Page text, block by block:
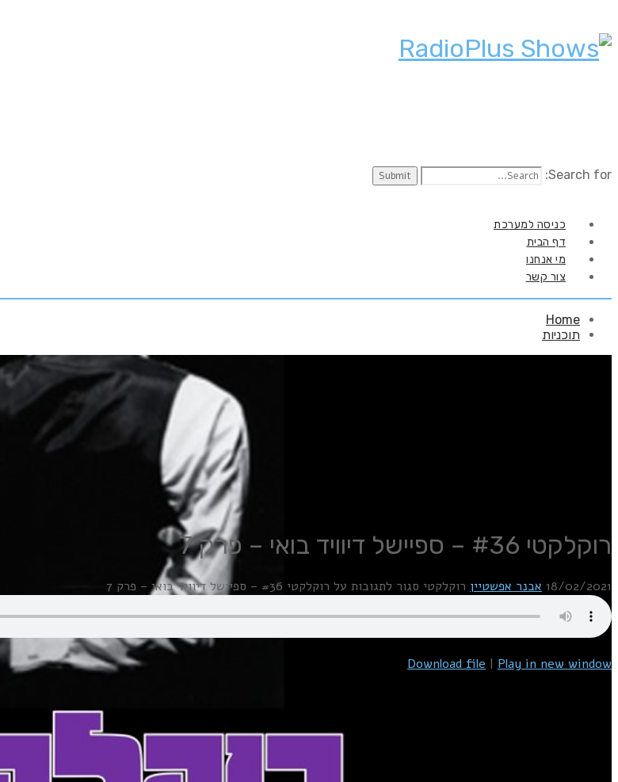
Search for:
כניסה למערכת
דף הבית
מי אנחנו
צור קשר
Home
תוכניות
רוקלקטי #36 – ספיישל דיוויד בואי – פרק 7
18/02/2021 אבנר אפשטיין רוקלקטי סגור לתגובות על רוקלקטי #36 – ספיישל דיוויד בואי – פרק 7
Download file | Play in new window